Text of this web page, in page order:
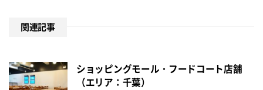
関連記事
ショッピングモール・フードコート店舗
（エリア：千葉）